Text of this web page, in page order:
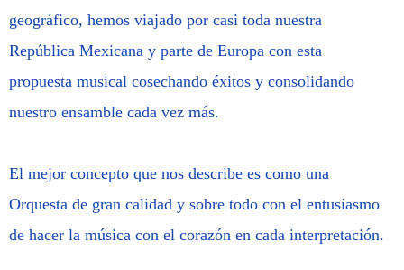
geográfico, hemos viajado por casi toda nuestra
República Mexicana y parte de Europa con esta
propuesta musical cosechando éxitos y consolidando
nuestro ensamble cada vez más.
El mejor concepto que nos describe es como una
Orquesta de gran calidad y sobre todo con el entusiasmo
de hacer la música con el corazón en cada interpretación.